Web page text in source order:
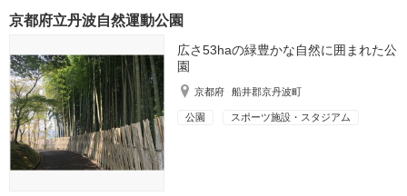
京都府立丹波自然運動公園
広さ53haの緑豊かな自然に囲まれた公
園
京都府 船井郡京丹波町
公園 スポーツ施設・スタジアム